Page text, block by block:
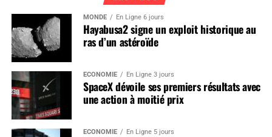
MONDE En Ligne 6 jours
Hayabusa2 signe un exploit historique au
ras d’un astéroïde
ÉCONOMIE En Ligne 3 jours
SpaceX dévoile ses premiers résultats avec
une action à moitié prix
ÉCONOMIE En Ligne 5 jours